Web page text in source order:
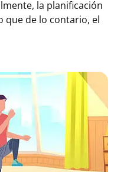
la planificación
que de lo contario, el